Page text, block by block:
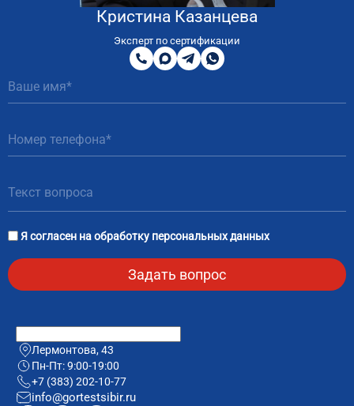
Кристина Казанцева
Эксперт по сертификации
8
800
200
51
MAXTelegram
WhatsApp
Я согласен наобработку персональных данных
Лермонтова, 43
Пн-Пт: 9:00-19:00
+7 (383) 202-10-77
info@gortestsibir.ru